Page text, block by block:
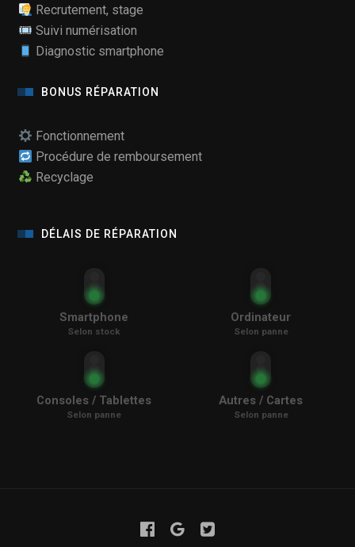
Recrutement, stage
Suivi numérisation
Diagnostic smartphone
BONUS RÉPARATION
Fonctionnement
Procédure de remboursement
Recyclage
DÉLAIS DE RÉPARATION
Smartphone
Selon stock
Ordinateur
Selon panne
Consoles / Tablettes
Selon panne
Autres / Cartes
Selon panne